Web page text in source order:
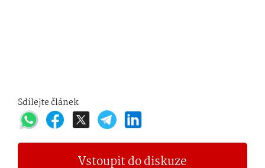
Sdílejte článek
Vstoupit do diskuze